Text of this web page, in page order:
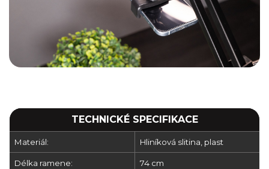
TECHNICKÉ SPECIFIKACE
Materiál: Hliníková slitina, plast
Délka ramene: 74 cm